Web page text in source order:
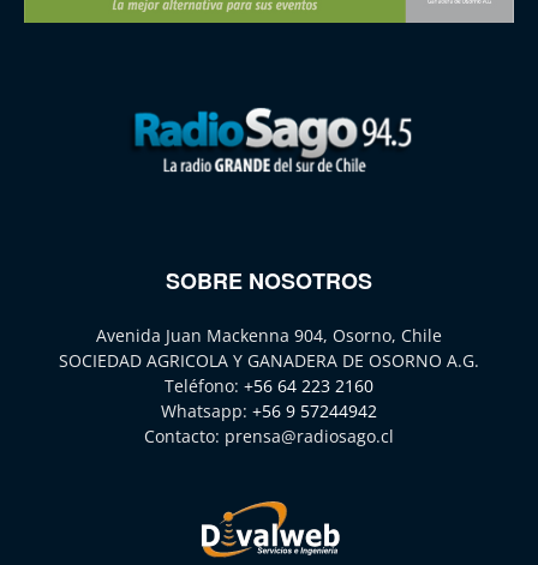
SOBRE NOSOTROS
Avenida Juan Mackenna 904, Osorno, Chile
SOCIEDAD AGRICOLA Y GANADERA DE OSORNO A.G.
Teléfono: +56 64 223 2160
Whatsapp: +56 9 57244942
Contacto: prensa@radiosago.cl